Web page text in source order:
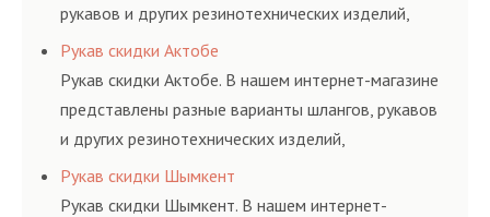
рукавов и других резинотехнических изделий,
соответствующих ГОСТам, техническим условиям
и нормативам.
Рукав скидки Актобе
Рукав скидки Актобе. В нашем интернет-магазине
представлены разные варианты шлангов, рукавов
и других резинотехнических изделий,
соответствующих ГОСТам, техническим условиям
и нормативам.
Рукав скидки Шымкент
Рукав скидки Шымкент. В нашем интернет-